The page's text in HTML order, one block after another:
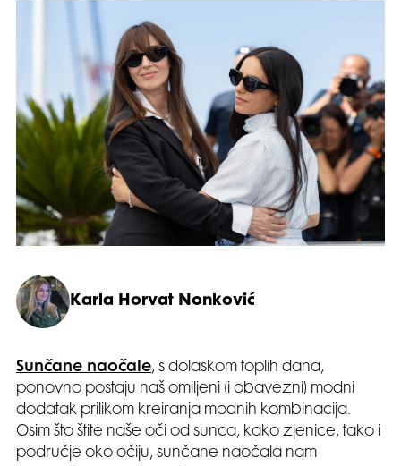
Karla Horvat Nonković
Sunčane naočale, s dolaskom toplih dana,
ponovno postaju naš omiljeni (i obavezni) modni
dodatak prilikom kreiranja modnih kombinacija.
Osim što štite naše oči od sunca, kako zjenice, tako i
područje oko očiju, sunčane naočala nam